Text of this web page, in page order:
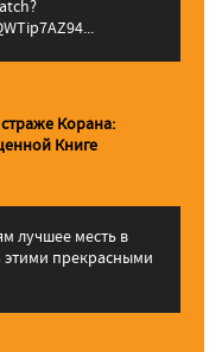
Корана:
Книге
лучшее месть в
этими прекрасными